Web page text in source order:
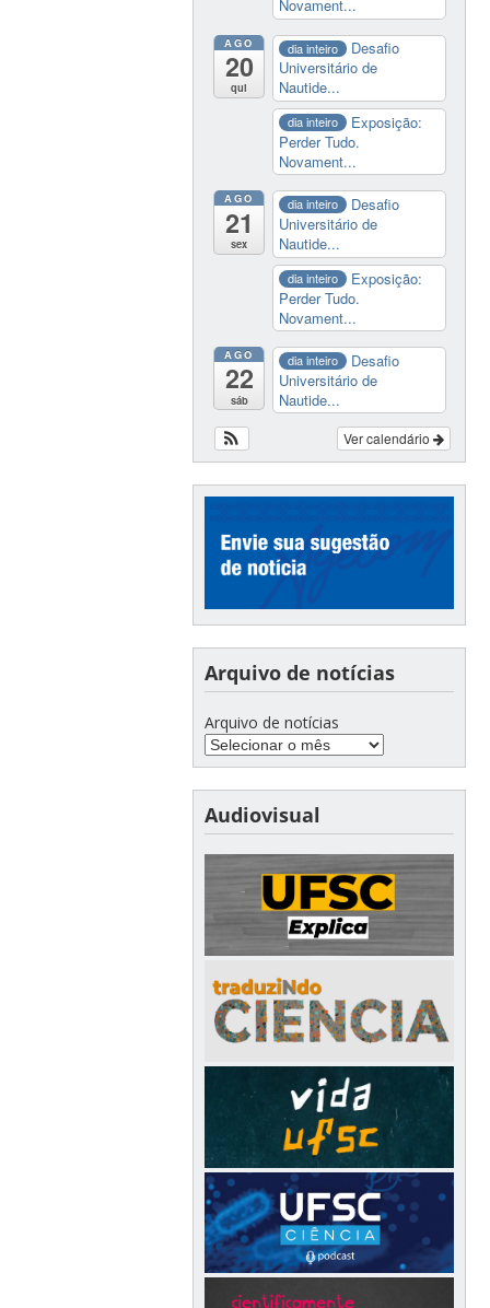
Novament...
AGO
20
qui
dia inteiro
Desafio
Universitário de
Nautide...
dia inteiro
Exposição:
Perder Tudo.
Novament...
AGO
21
sex
dia inteiro
Desafio
Universitário de
Nautide...
dia inteiro
Exposição:
Perder Tudo.
Novament...
AGO
22
sáb
dia inteiro
Desafio
Universitário de
Nautide...
Ver calendário
Arquivo de notícias
Arquivo de notícias
Audiovisual